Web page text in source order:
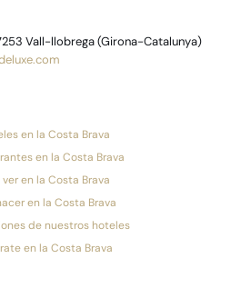
Vall-llobrega (Girona-Catalunya)
en la Costa Brava
en la Costa Brava
ver en la Costa Brava
en la Costa Brava
de nuestros hoteles
en la Costa Brava